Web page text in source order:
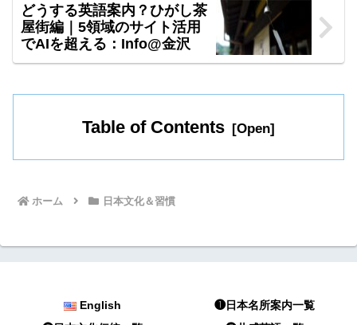
どうする英語案内？ひがし茶
屋街編｜5領域のサイト活用
でAIを超える：Info@金沢
Table of Contents
ホーム 日本文化＆習慣
English
❶日本名所案内一覧